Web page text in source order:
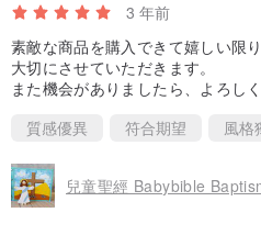
3 年前
素敵な商品を購入できて嬉しい限り
大切にさせていただきます。
また機会がありましたら、よろし
質感優異
符合期望 風格